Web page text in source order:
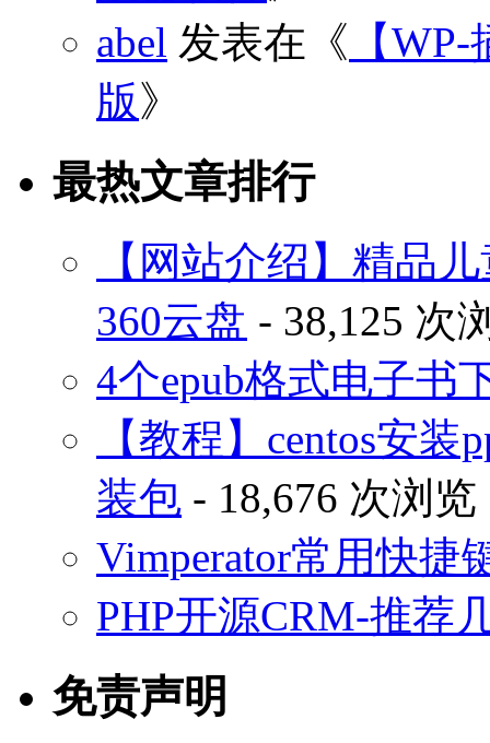
abel 发表在《 【
版》
最热文章排行
【网站介绍】精品
360云盘 - 38,125 次
4个epub格式电子书
【教程】centos安
装包 - 18,676 次浏览
Vimperator常用快捷
PHP开源CRM-推荐
免责声明